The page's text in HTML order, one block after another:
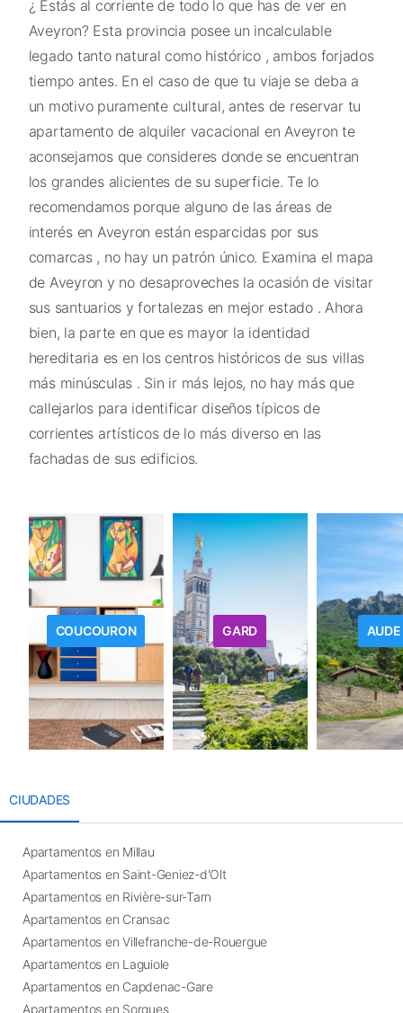
¿ Estás al corriente de todo lo que has de ver en
Aveyron? Esta provincia posee un incalculable
legado tanto natural como histórico , ambos forjados
tiempo antes. En el caso de que tu viaje se deba a
un motivo puramente cultural, antes de reservar tu
apartamento de alquiler vacacional en Aveyron te
aconsejamos que consideres donde se encuentran
los grandes alicientes de su superficie. Te lo
recomendamos porque alguno de las áreas de
interés en Aveyron están esparcidas por sus
comarcas , no hay un patrón único. Examina el mapa
de Aveyron y no desaproveches la ocasión de visitar
sus santuarios y fortalezas en mejor estado . Ahora
bien, la parte en que es mayor la identidad
hereditaria es en los centros históricos de sus villas
más minúsculas . Sin ir más lejos, no hay más que
callejarlos para identificar diseños típicos de
corrientes artísticos de lo más diverso en las
fachadas de sus edificios.
COUCOURON GARD AUDE
CIUDADES
Apartamentos en Millau
Apartamentos en Saint-Geniez-d'Olt
Apartamentos en Rivière-sur-Tarn
Apartamentos en Cransac
Apartamentos en Villefranche-de-Rouergue
Apartamentos en Laguiole
Apartamentos en Capdenac-Gare
Apartamentos en Sorgues